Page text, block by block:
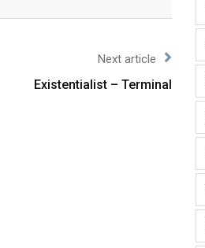
Next article
Existentialist – Terminal